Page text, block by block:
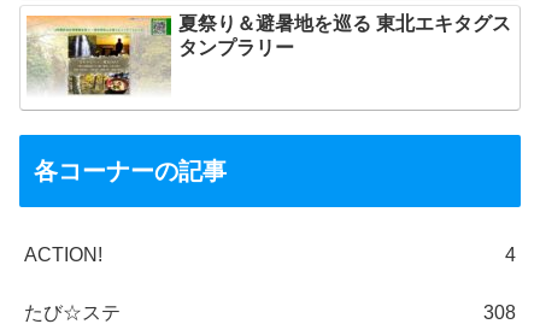
夏祭り＆避暑地を巡る 東北エキタグス
タンプラリー
各コーナーの記事
ACTION! 4
たび☆ステ 308